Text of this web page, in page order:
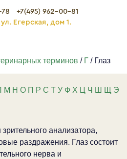
+7(495) 962-00-81
Егерская, дом 1.
терминов / Г/ Глаз
М Н О П Р С Т У Ф Х Ц Ч Ш Щ
Э
анализатора,
раздражения. Глаз состоит
нерва и